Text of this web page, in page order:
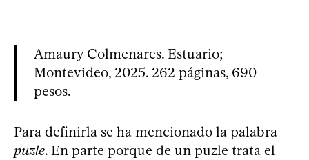
Amaury Colmenares. Estuario;
Montevideo, 2025. 262 páginas, 690
pesos.
Para definirla se ha mencionado la palabra
puzle. En parte porque de un puzle trata el